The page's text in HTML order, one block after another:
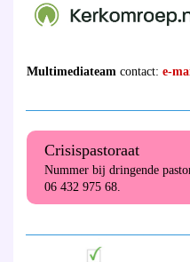
Multimediateam contact: e-
Crisispastoraat
Nummer bij dringende
06 432 975 68.